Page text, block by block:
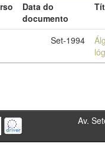
Data do
documento
Set-1994
Av. Sete de